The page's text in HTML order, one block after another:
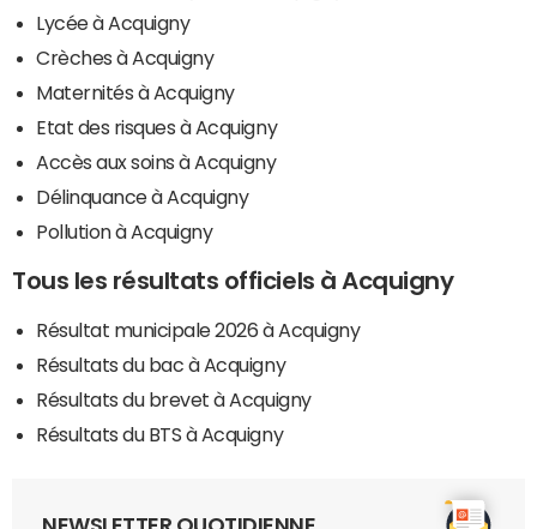
Lycée à Acquigny
Crèches à Acquigny
Maternités à Acquigny
Etat des risques à Acquigny
Accès aux soins à Acquigny
Délinquance à Acquigny
Pollution à Acquigny
Tous les résultats officiels à Acquigny
Résultat municipale 2026 à Acquigny
Résultats du bac à Acquigny
Résultats du brevet à Acquigny
Résultats du BTS à Acquigny